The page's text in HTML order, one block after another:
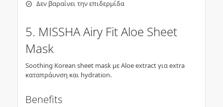
Δεν βαραίνει την επιδερμίδα
5. MISSHA Airy Fit Aloe Sheet
Mask
Soothing Korean sheet mask με Aloe extract για extra
καταπράυνση και hydration.
Benefits